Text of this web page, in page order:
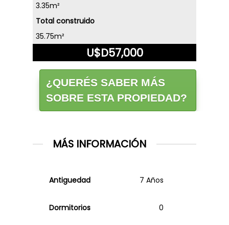
3.35m²
Total construido
35.75m²
U$D57,000
¿QUERÉS SABER MÁS
SOBRE ESTA PROPIEDAD?
MÁS INFORMACIÓN
Antiguedad 7 Años
Dormitorios 0